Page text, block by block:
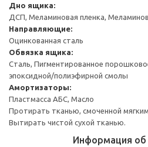
Дно ящика:
ДСП, Меламиновая пленка,
Направляющие:
Оцинкованная сталь
Обвязка ящика:
Сталь, Пигментированное
эпоксидной/полиэфирной смолы
Амортизаторы:
Пластмасса АБС, Масло
Протирать тканью, смоченной
Вытирать чистой сухой тканью.
Информация об